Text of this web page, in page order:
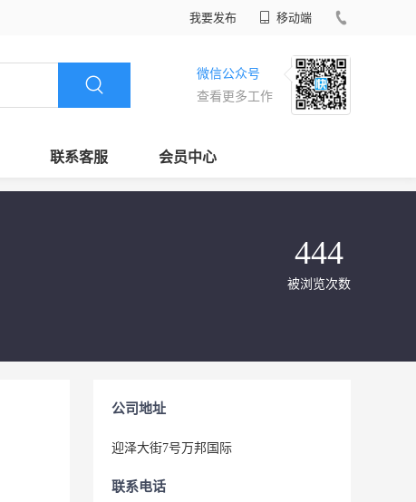
我要发布 移动端
微信公众号
查看更多工作
联系客服 会员中心
444
被浏览次数
公司地址
迎泽大街7号万邦国际
联系电话